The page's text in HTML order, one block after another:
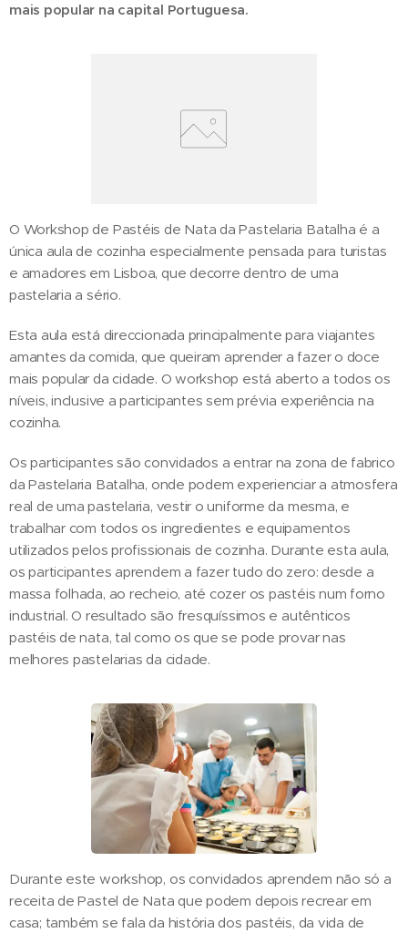
mais popular na capital Portuguesa.
O Workshop de Pastéis de Nata da Pastelaria Batalha é a
única aula de cozinha especialmente pensada para turistas
e amadores em Lisboa, que decorre dentro de uma
pastelaria a sério.
Esta aula está direccionada principalmente para viajantes
amantes da comida, que queiram aprender a fazer o doce
mais popular da cidade. O workshop está aberto a todos os
níveis, inclusive a participantes sem prévia experiência na
cozinha.
Os participantes são convidados a entrar na zona de fabrico
da Pastelaria Batalha, onde podem experienciar a atmosfera
real de uma pastelaria, vestir o uniforme da mesma, e
trabalhar com todos os ingredientes e equipamentos
utilizados pelos profissionais de cozinha. Durante esta aula,
os participantes aprendem a fazer tudo do zero: desde a
massa folhada, ao recheio, até cozer os pastéis num forno
industrial. O resultado são fresquíssimos e autênticos
pastéis de nata, tal como os que se pode provar nas
melhores pastelarias da cidade.
Durante este workshop, os convidados aprendem não só a
receita de Pastel de Nata que podem depois recrear em
casa; também se fala da história dos pastéis, da vida de